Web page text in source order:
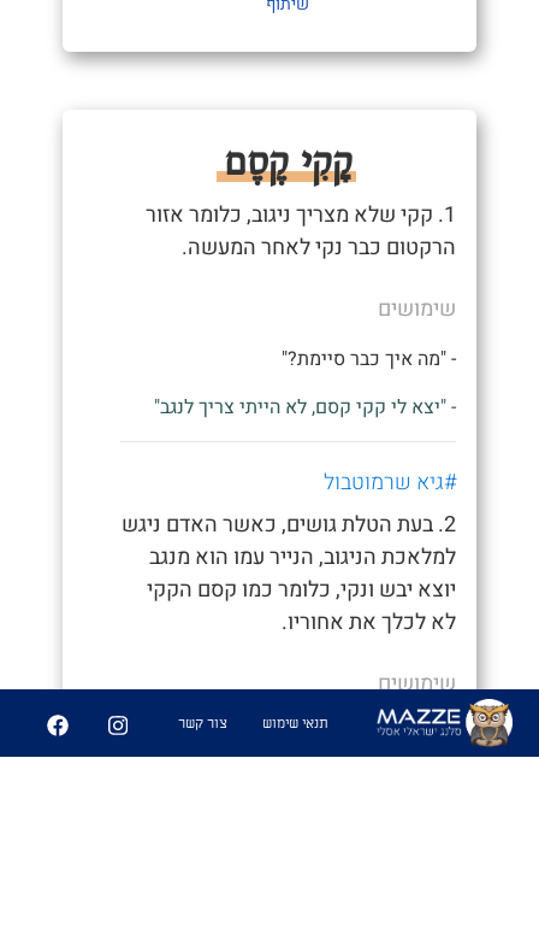
קָקִי קֶסֶם
1. קקי שלא מצריך ניגוב, כלומר אזור
הרקטום כבר נקי לאחר המעשה.
שימושים
- "מה איך כבר סיימת?"
- "יצא לי קקי קסם, לא הייתי צריך לנגב"
#גיא שרמוטבול
2. בעת הטלת גושים, כאשר האדם ניגש
למלאכת הניגוב, הנייר עמו הוא מנגב
יוצא יבש ונקי, כלומר כמו קסם הקקי
לא לכלך את אחוריו.
שימושים
- "איך סיימת ככה מהר, חשבתי כבר נאחר"
תנאי שימוש צור קשר